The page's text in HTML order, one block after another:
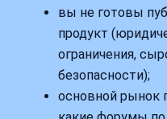
вы не готовы
продукт
ограничения,
безопасности);
основной рынок